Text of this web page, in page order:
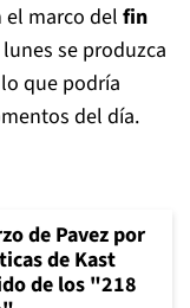
marco del fin
se produzca
que podría
del día.
de Pavez por
de Kast
de los "218